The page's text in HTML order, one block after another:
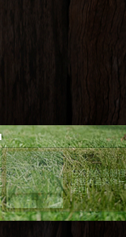
床景
在舒適的房間
讓藝術品與你
眠吧!